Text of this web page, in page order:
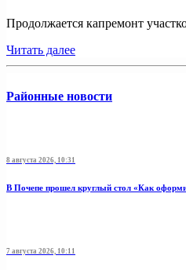
Продолжается капремонт
Читать далее
Районные новости
8 августа 2026, 10:31
В Почепе прошел круглый стол «Как
7 августа 2026, 10:11